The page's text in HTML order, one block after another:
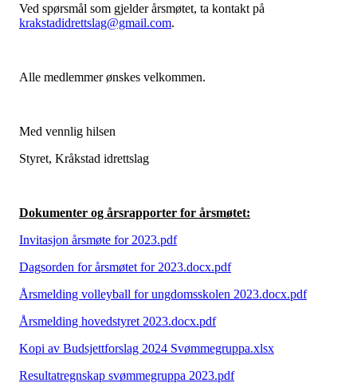
Ved spørsmål som gjelder årsmøtet, ta kontakt på
krakstadidrettslag@gmail.com.
Alle medlemmer ønskes velkommen.
Med vennlig hilsen
Styret, Kråkstad idrettslag
Dokumenter og årsrapporter for årsmøtet:
Invitasjon årsmøte for 2023.pdf
Dagsorden for årsmøtet for 2023.docx.pdf
Årsmelding volleyball for ungdomsskolen 2023.docx.pdf
Årsmelding hovedstyret 2023.docx.pdf
Kopi av Budsjettforslag 2024 Svømmegruppa.xlsx
Resultatregnskap svømmegruppa 2023.pdf